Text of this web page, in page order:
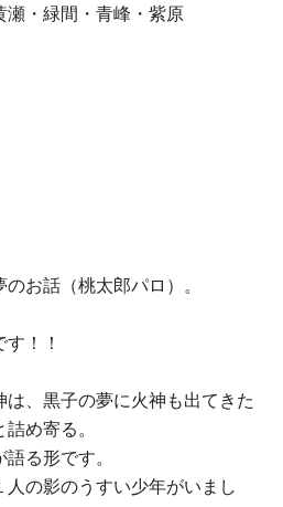
瀬・緑間・青峰・紫原
お話（桃太郎パロ）。
！！
、黒子の夢に火神も出てきた
め寄る。
る形です。
の影のうすい少年がいまし